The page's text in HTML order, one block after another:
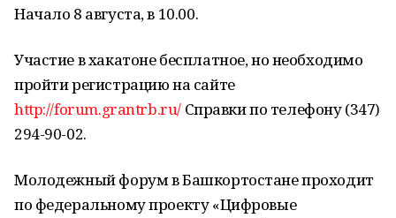
Начало 8 августа, в 10.00.
Участие в хакатоне бесплатное, но необходимо
пройти регистрацию на сайте
http://forum.grantrb.ru/Справки по телефону (347)
294-90-02.
Молодежный форум в Башкортостане проходит
по федеральному проекту «Цифровые